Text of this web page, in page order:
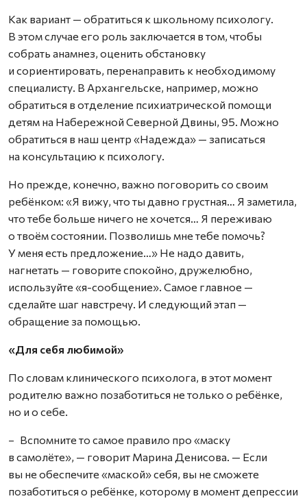
Как вариант — обратиться к школьному психологу.
В этом случае его роль заключается в том, чтобы
собрать анам­нез, оценить обстановку
и сориентировать, перенаправить к необходимому
специалисту. В Архангельске, например, можно
обратиться в отделение психиатрической помощи
детям на Набережной Северной Двины, 95. Можно
обратиться в наш центр «Надежда» — записаться
на консультацию к психологу.
Но прежде, конечно, важно поговорить со своим
ребёнком: «Я вижу, что ты давно грустная… Я заметила,
что тебе больше ничего не хочется… Я переживаю
о твоём состоянии. Позволишь мне тебе помочь?
У меня есть предложение…» Не надо давить,
нагнетать — говорите спокойно, дружелюбно,
используйте «я-сообщение». Самое главное —
сделайте шаг навстречу. И следующий этап —
обращение за помощью.
«Для себя любимой»
По словам клинического психолога, в этот момент
родителю важно позаботиться не только о ребёнке,
но и о себе.
– Вспомните то самое правило про «маску
в самолёте», — говорит Марина Денисова. — Если
вы не обеспечите «маской» себя, вы не сможете
позаботиться о ребёнке, которому в момент депрессии